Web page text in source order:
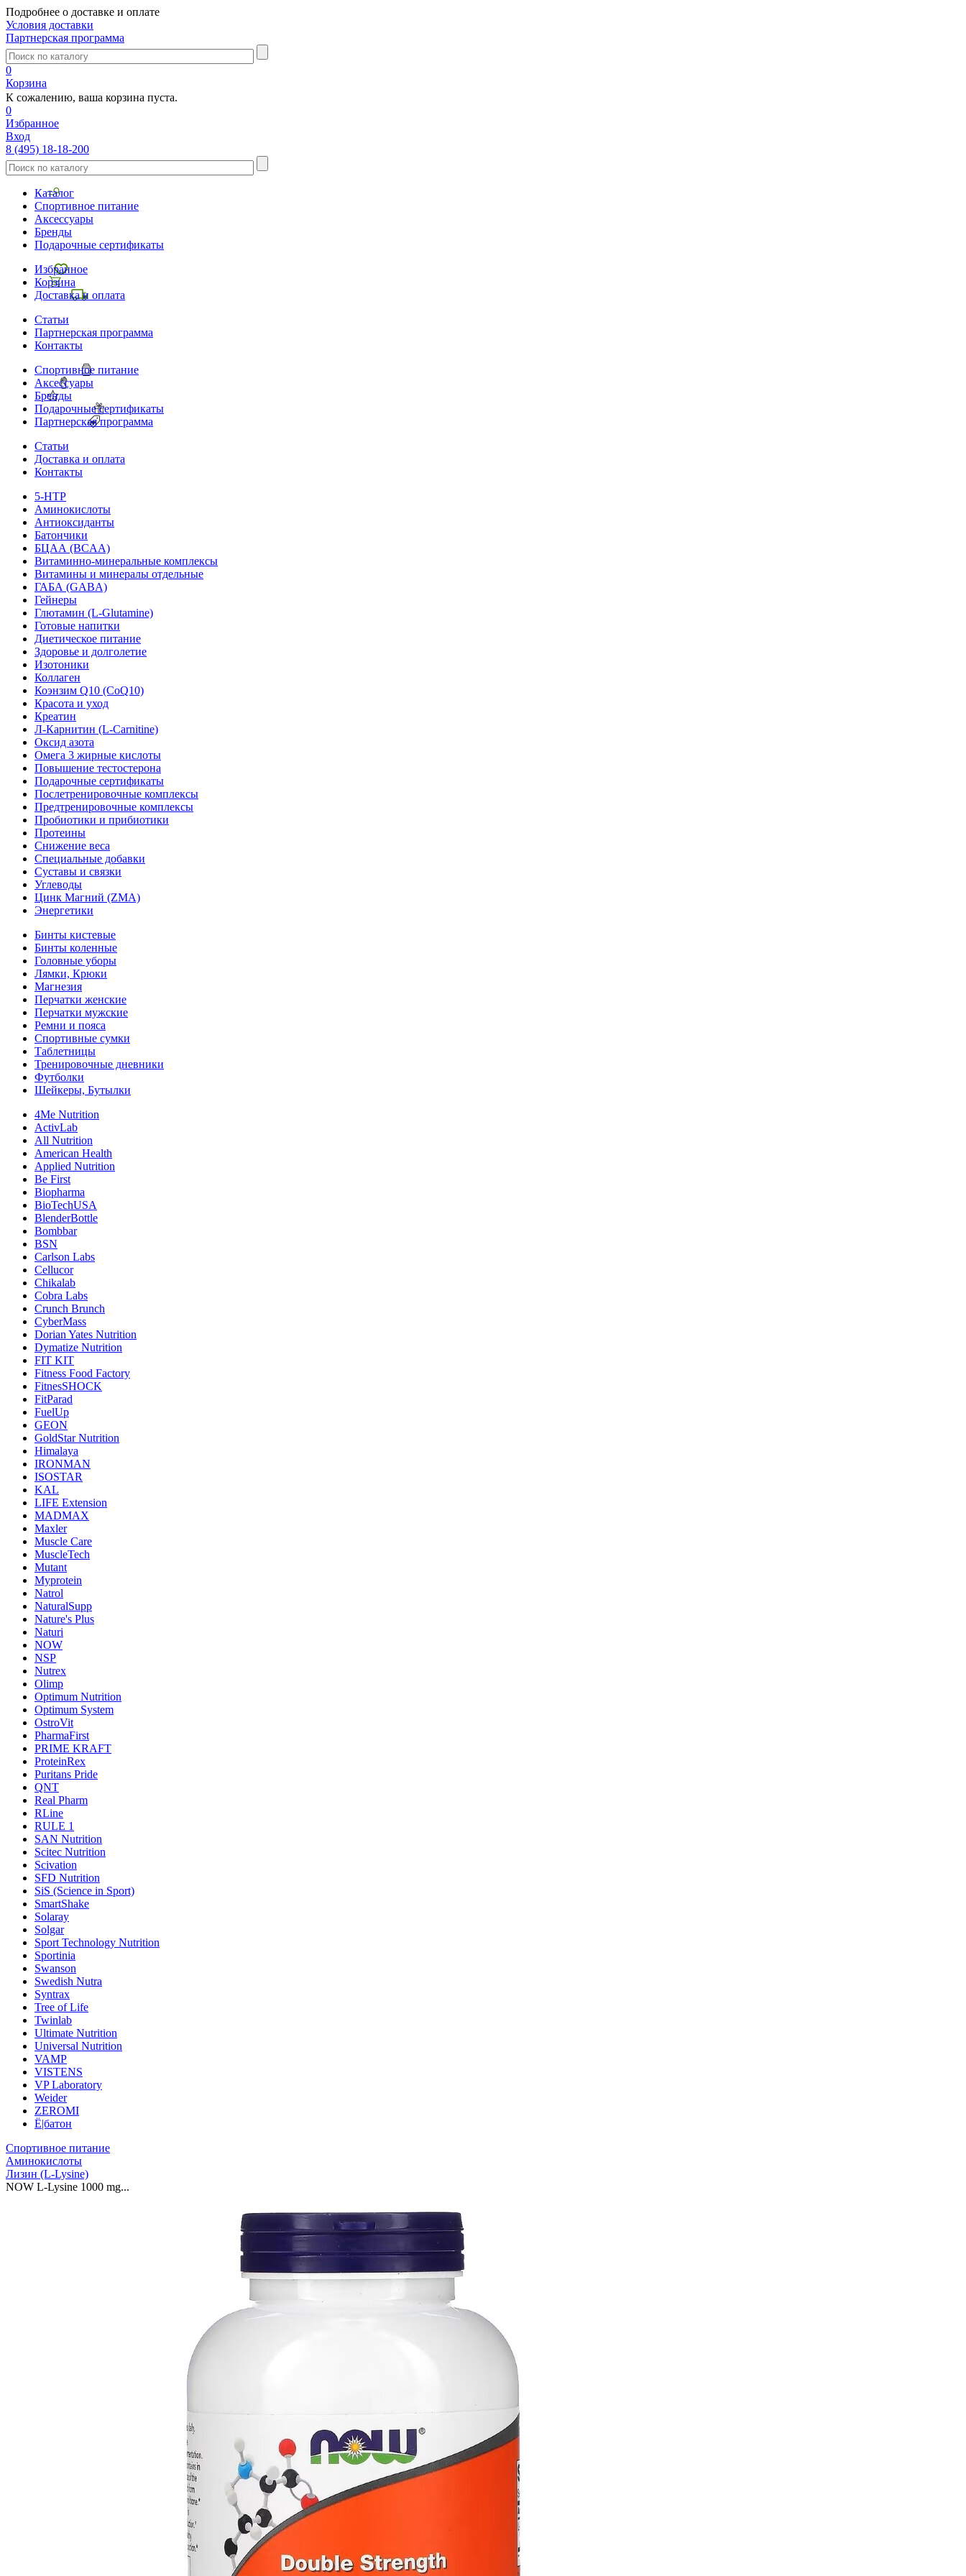
Подробнее о доставке и оплате
Условия доставки
Партнерская программа
0
Корзина
К сожалению, ваша корзина пуста.
0
Избранное
Вход
8 (495) 18-18-200
Каталог
Спортивное питание
Аксессуары
Бренды
Подарочные сертификаты
Избранное
Корзина
Доставка и оплата
Статьи
Партнерская программа
Контакты
Спортивное питание
Аксессуары
Бренды
Подарочные сертификаты
Партнерская программа
Статьи
Доставка и оплата
Контакты
5-HTP
Аминокислоты
Антиоксиданты
Батончики
БЦАА (BCAA)
Витаминно-минеральные комплексы
Витамины и минералы отдельные
ГАБА (GABA)
Гейнеры
Глютамин (L-Glutamine)
Готовые напитки
Диетическое питание
Здоровье и долголетие
Изотоники
Коллаген
Коэнзим Q10 (CoQ10)
Красота и уход
Креатин
Л-Карнитин (L-Сarnitine)
Оксид азота
Омега 3 жирные кислоты
Повышение тестостерона
Подарочные сертификаты
Послетренировочные комплексы
Предтренировочные комплексы
Пробиотики и прибиотики
Протеины
Снижение веса
Специальные добавки
Суставы и связки
Углеводы
Цинк Магний (ZMA)
Энергетики
Бинты кистевые
Бинты коленные
Головные уборы
Лямки, Крюки
Магнезия
Перчатки женские
Перчатки мужские
Ремни и пояса
Спортивные сумки
Таблетницы
Тренировочные дневники
Футболки
Шейкеры, Бутылки
4Me Nutrition
ActivLab
All Nutrition
American Health
Applied Nutrition
Be First
Biopharma
BioTechUSA
BlenderBottle
Bombbar
BSN
Carlson Labs
Cellucor
Chikalab
Cobra Labs
Crunch Brunch
CyberMass
Dorian Yates Nutrition
Dymatize Nutrition
FIT KIT
Fitness Food Factory
FitnesSHOCK
FitParad
FuelUp
GEON
GoldStar Nutrition
Himalaya
IRONMAN
ISOSTAR
KAL
LIFE Extension
MADMAX
Maxler
Muscle Care
MuscleTech
Mutant
Myprotein
Natrol
NaturalSupp
Nature's Plus
Naturi
NOW
NSP
Nutrex
Olimp
Optimum Nutrition
Optimum System
OstroVit
PharmaFirst
PRIME KRAFT
ProteinRex
Puritans Pride
QNT
Real Pharm
RLine
RULE 1
SAN Nutrition
Scitec Nutrition
Scivation
SFD Nutrition
SiS (Science in Sport)
SmartShake
Solaray
Solgar
Sport Technology Nutrition
Sportinia
Swanson
Swedish Nutra
Syntrax
Tree of Life
Twinlab
Ultimate Nutrition
Universal Nutrition
VAMP
VISTENS
VP Laboratory
Weider
ZEROMI
Ё|батон
Спортивное питание
Аминокислоты
Лизин (L-Lysine)
NOW L-Lysine 1000 mg...